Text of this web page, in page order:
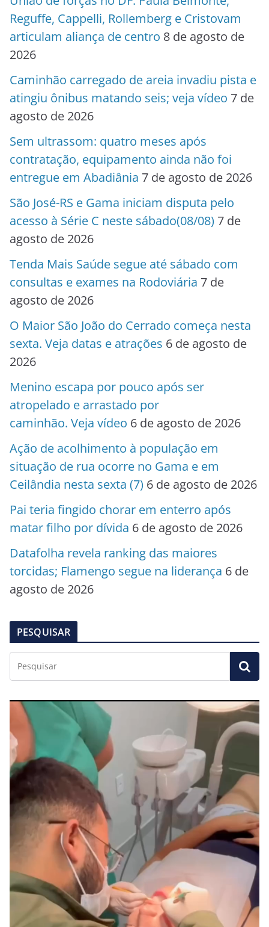
Reguffe, Cappelli, Rollemberg e Cristovam
articulam aliança de centro 8 de agosto de
2026
Caminhão carregado de areia invadiu pista e
atingiu ônibus matando seis; veja vídeo 7 de
agosto de 2026
Sem ultrassom: quatro meses após
contratação, equipamento ainda não foi
entregue em Abadiânia 7 de agosto de 2026
São José-RS e Gama iniciam disputa pelo
acesso à Série C neste sábado(08/08) 7 de
agosto de 2026
Tenda Mais Saúde segue até sábado com
consultas e exames na Rodoviária 7 de
agosto de 2026
O Maior São João do Cerrado começa nesta
sexta. Veja datas e atrações 6 de agosto de
2026
Menino escapa por pouco após ser
atropelado e arrastado por
caminhão. Veja vídeo 6 de agosto de 2026
Ação de acolhimento à população em
situação de rua ocorre no Gama e em
Ceilândia nesta sexta (7) 6 de agosto de 2026
Pai teria fingido chorar em enterro após
matar filho por dívida 6 de agosto de 2026
Datafolha revela ranking das maiores
torcidas; Flamengo segue na liderança 6 de
agosto de 2026
PESQUISAR